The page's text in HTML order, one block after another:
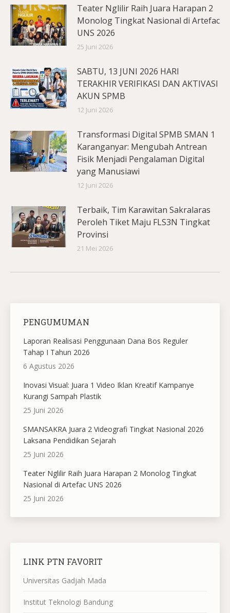
Teater Nglilir Raih Juara Harapan 2
Monolog Tingkat Nasional di Artefac
UNS 2026
25 Juni 2026
SABTU, 13 JUNI 2026 HARI
TERAKHIR VERIFIKASI DAN AKTIVASI
AKUN SPMB
12 Juni 2026
Transformasi Digital SPMB SMAN 1
Karanganyar: Mengubah Antrean
Fisik Menjadi Pengalaman Digital
yang Manusiawi
12 Juni 2026
Terbaik, Tim Karawitan Sakralaras
Peroleh Tiket Maju FLS3N Tingkat
Provinsi
21 Mei 2026
PENGUMUMAN
Laporan Realisasi Penggunaan Dana Bos Reguler
Tahap I Tahun 2026
6 Agustus 2026
Inovasi Visual: Juara 1 Video Iklan Kreatif Kampanye
Kurangi Sampah Plastik
25 Juni 2026
SMANSAKRA Juara 2 Videografi Tingkat Nasional 2026
Laksana Pendidikan Sejarah
25 Juni 2026
Teater Nglilir Raih Juara Harapan 2 Monolog Tingkat
Nasional di Artefac UNS 2026
25 Juni 2026
LINK PTN FAVORIT
Universitas Gadjah Mada
Institut Teknologi Bandung